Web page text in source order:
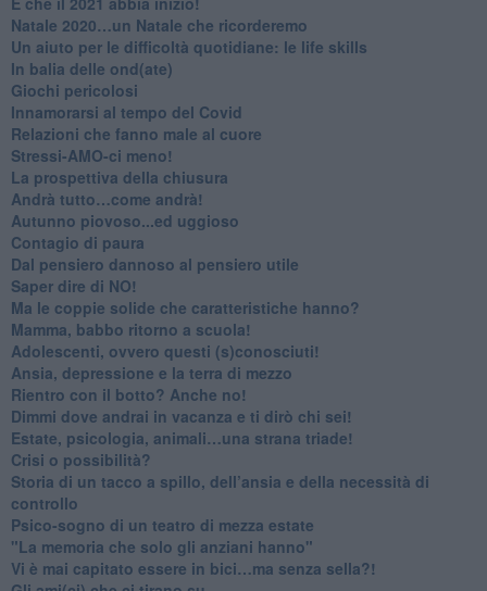
​Natale 2020…un Natale che ricorderemo
Un aiuto per le difficoltà quotidiane: le life skills
​In balia delle ond(ate)
Giochi pericolosi
Innamorarsi al tempo del Covid
​Relazioni che fanno male al cuore
​Stressi-AMO-ci meno!
​La prospettiva della chiusura
​Andrà tutto…come andrà!
Autunno piovoso...ed uggioso
​Contagio di paura
​Dal pensiero dannoso al pensiero utile
​Saper dire di NO!
​Ma le coppie solide che caratteristiche hanno?
​Mamma, babbo ritorno a scuola!
Adolescenti, ovvero questi (s)conosciuti!
Ansia, depressione e la terra di mezzo
​Rientro con il botto? Anche no!
Dimmi dove andrai in vacanza e ti dirò chi sei!
​Estate, psicologia, animali…una strana triade!
​Crisi o possibilità?
​Storia di un tacco a spillo, dell’ansia e della necessità di
controllo
​Psico-sogno di un teatro di mezza estate
"La memoria che solo gli anziani hanno"
​Vi è mai capitato essere in bici…ma senza sella?!